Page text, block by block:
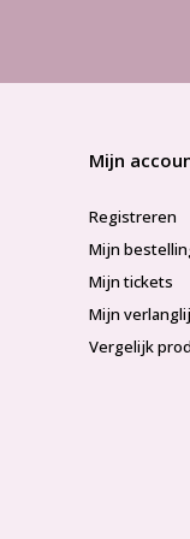
Mijn
Registreren
Mijn
Mijn tickets
Mijn
Vergelijk